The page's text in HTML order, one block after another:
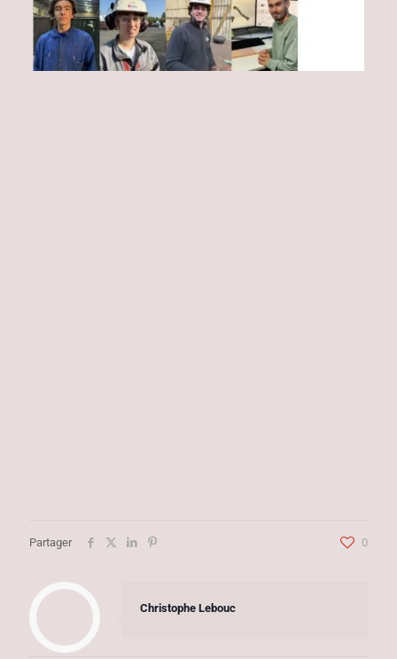
Partager 0
Christophe Lebouc